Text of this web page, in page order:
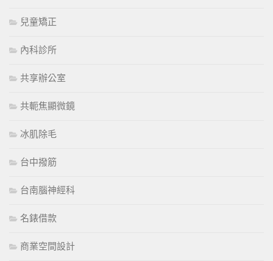
兒童矯正
內科診所
共享辦公室
共軛焦顯微鏡
冰肌除毛
台中撥筋
台南腦神經科
名錶借款
商業空間設計